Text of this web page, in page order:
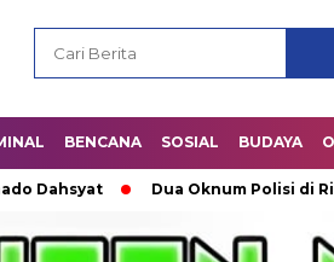
BENCANA SOSIAL BUDAYA
Dua Oknum Polisi di Riau